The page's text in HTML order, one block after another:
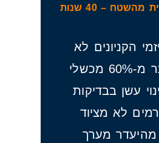
תובנה בלעדית מהשטח – 40 שנות
הקניונים לא
יודעים: יותר מ-60% מכשלי
עשן בבדיקות
לא מציוד
מהיעדר מערך